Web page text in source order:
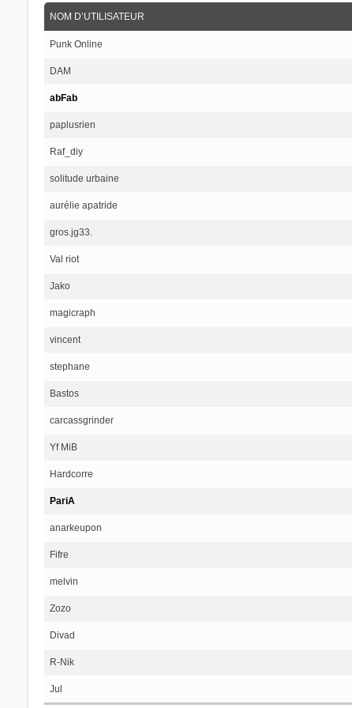
NOM D’UTILISATEUR
Punk Online
DAM
abFab
paplusrien
Raf_diy
solitude urbaine
aurélie apatride
gros.jg33.
Val riot
Jako
magicraph
vincent
stephane
Bastos
carcassgrinder
Yf MiB
Hardcorre
PariA
anarkeupon
Fifre
melvin
Zozo
Divad
R-Nik
Jul